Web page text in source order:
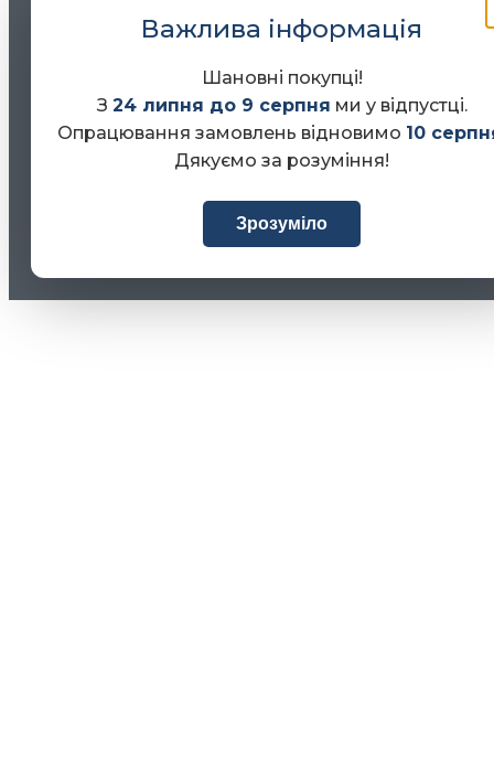
Важлива інформація
Шановні покупці!
З 24 липня до 9 серпня ми у відпустці.
Опрацювання замовлень відновимо 10
Дякуємо за розуміння!
Зрозуміло